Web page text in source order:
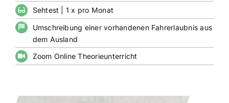
Sehtest | 1 x pro Monat
Umschreibung einer vorhandenen Fahrerlaubnis aus
dem Ausland
Zoom Online Theorieunterricht